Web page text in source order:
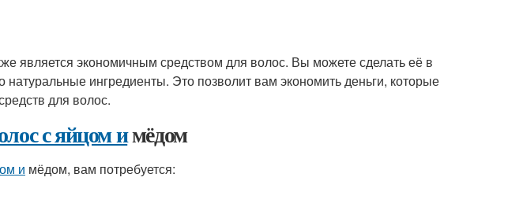
является экономичным средством для волос. Вы можете сделать её в
натуральные ингредиенты. Это позволит вам экономить деньги, которые
для волос.
с яйцом имёдом
и мёдом, вам потребуется: